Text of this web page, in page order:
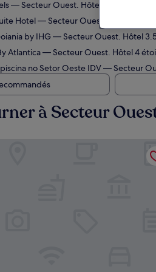
— Secteur Ouest. Hôtel 3.5 étoiles.
Hotel— Secteur Ouest. Hôtel 3.5
by IHG— Secteur Ouest. Hôtel
Atlantica— Secteur Ouest. Hôtel 4
no Setor Oeste IDV— Secteur
à Secteur